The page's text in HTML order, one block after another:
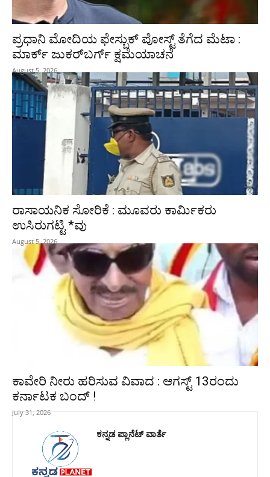
ಪ್ರಧಾನಿ ಮೋದಿಯ ಫೇಸ್ಬುಕ್‌ ಪೋಸ್ಟ್‌ ತೆಗೆದ ಮೆಟಾ :
ಮಾರ್ಕ್ ಜುಕರ್‌ಬರ್ಗ್ ಕ್ಷಮೆಯಾಚನೆ
August 5, 2026
ರಾಸಾಯನಿಕ ಸೋರಿಕೆ : ಮೂವರು ಕಾರ್ಮಿಕರು
ಉಸಿರುಗಟ್ಟಿ *ವು
August 5, 2026
ಕಾವೇರಿ ನೀರು ಹರಿಸುವ ವಿವಾದ : ಆಗಸ್ಟ್‌ 13ರಂದು
ಕರ್ನಾಟಕ ಬಂದ್‌ !
July 31, 2026
ಕನ್ನಡ ಪ್ಲಾನೆಟ್ ವಾರ್ತೆ